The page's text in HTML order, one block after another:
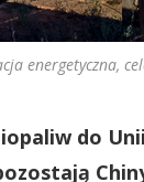
energetyczna,
do